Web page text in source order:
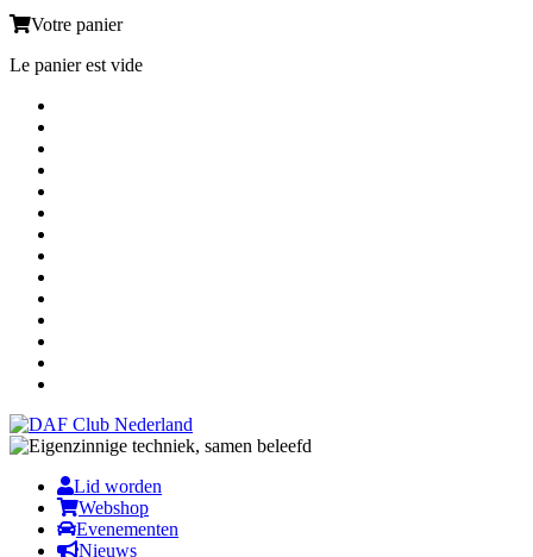
Votre panier
Le panier est vide
Lid worden
Webshop
Evenementen
Nieuws